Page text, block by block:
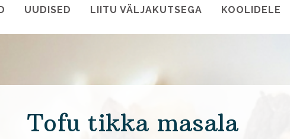
UUDISED LIITU VÄLJAKUTSEGA KOOLIDELE
Tofu tikka masala